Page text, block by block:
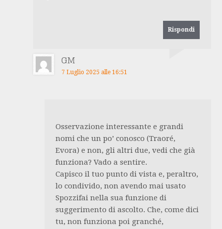
Rispondi
GM
7 Luglio 2025 alle 16:51
Osservazione interessante e grandi
nomi che un po’ conosco (Traoré,
Evora) e non, gli altri due, vedi che già
funziona? Vado a sentire.
Capisco il tuo punto di vista e, peraltro,
lo condivido, non avendo mai usato
Spozzifai nella sua funzione di
suggerimento di ascolto. Che, come dici
tu, non funziona poi granché,